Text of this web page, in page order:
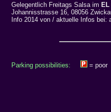
Gelegentlich Freitags Salsa im EL
Johannisstrasse 16, 08056
Info 2014 von / aktuelle Infos bei:
Parking possibilities: = poor